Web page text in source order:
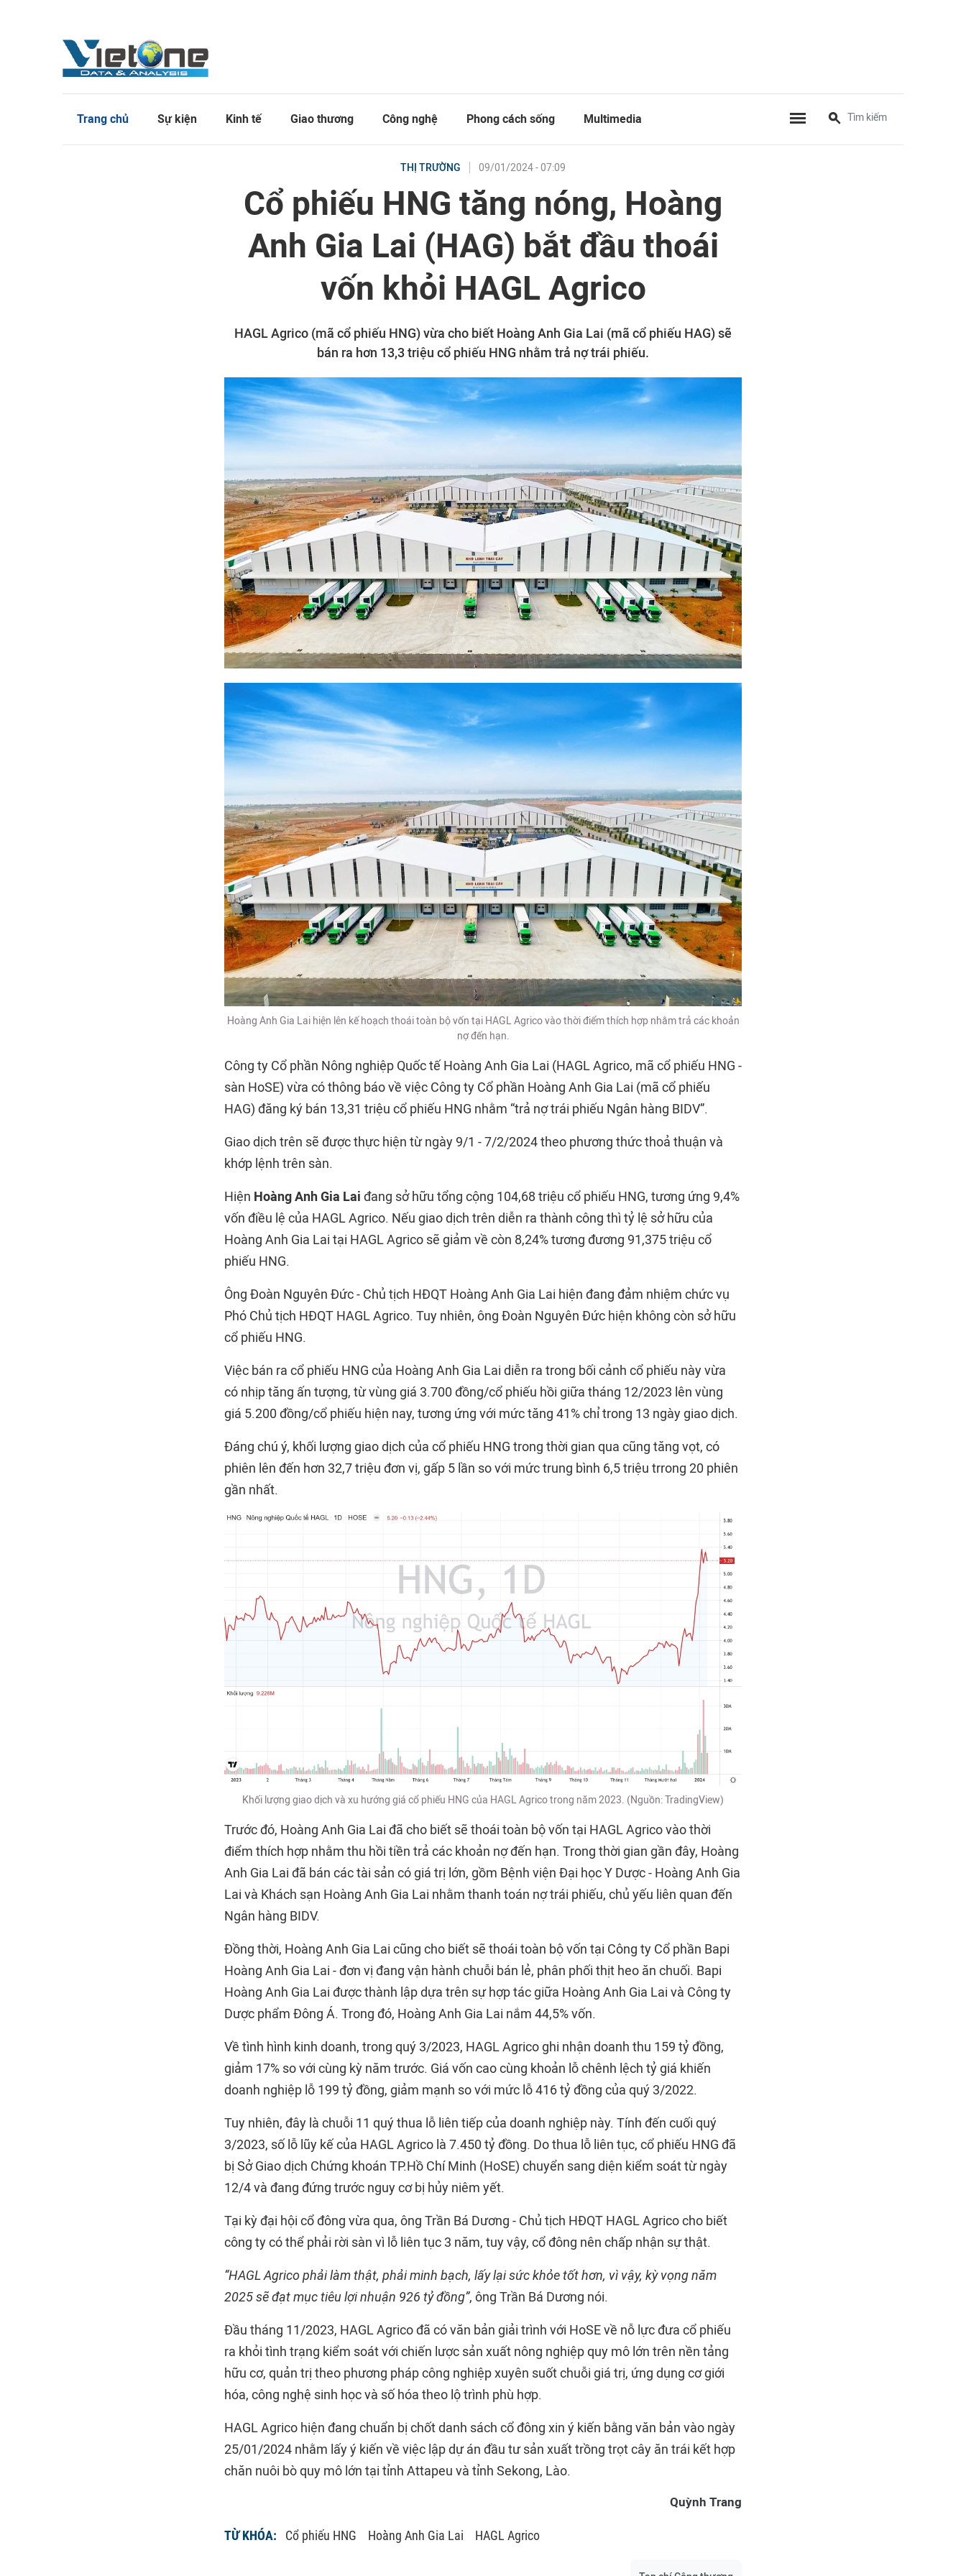
Trang chủ Sự kiện Kinh tế Giao thương Công nghệ Phong cách sống Multimedia
THỊ TRƯỜNG 09/01/2024 - 07:09
Cổ phiếu HNG tăng nóng, Hoàng
Anh Gia Lai (HAG) bắt đầu thoái
vốn khỏi HAGL Agrico
HAGL Agrico (mã cổ phiếu HNG) vừa cho biết Hoàng Anh Gia Lai (mã cổ phiếu HAG) sẽ
bán ra hơn 13,3 triệu cổ phiếu HNG nhằm trả nợ trái phiếu.
Hoàng Anh Gia Lai hiện lên kế hoạch thoái toàn bộ vốn tại HAGL Agrico vào thời điểm thích hợp nhằm trả các khoản
nợ đến hạn.
Công ty Cổ phần Nông nghiệp Quốc tế Hoàng Anh Gia Lai (HAGL Agrico, mã cổ phiếu HNG -
sàn HoSE) vừa có thông báo về việc Công ty Cổ phần Hoàng Anh Gia Lai (mã cổ phiếu
HAG) đăng ký bán 13,31 triệu cổ phiếu HNG nhằm “trả nợ trái phiếu Ngân hàng BIDV”.
Giao dịch trên sẽ được thực hiện từ ngày 9/1 - 7/2/2024 theo phương thức thoả thuận và
khớp lệnh trên sàn.
Hiện Hoàng Anh Gia Lai đang sở hữu tổng cộng 104,68 triệu cổ phiếu HNG, tương ứng 9,4%
vốn điều lệ của HAGL Agrico. Nếu giao dịch trên diễn ra thành công thì tỷ lệ sở hữu của
Hoàng Anh Gia Lai tại HAGL Agrico sẽ giảm về còn 8,24% tương đương 91,375 triệu cổ
phiếu HNG.
Ông Đoàn Nguyên Đức - Chủ tịch HĐQT Hoàng Anh Gia Lai hiện đang đảm nhiệm chức vụ
Phó Chủ tịch HĐQT HAGL Agrico. Tuy nhiên, ông Đoàn Nguyên Đức hiện không còn sở hữu
cổ phiếu HNG.
Việc bán ra cổ phiếu HNG của Hoàng Anh Gia Lai diễn ra trong bối cảnh cổ phiếu này vừa
có nhịp tăng ấn tượng, từ vùng giá 3.700 đồng/cổ phiếu hồi giữa tháng 12/2023 lên vùng
giá 5.200 đồng/cổ phiếu hiện nay, tương ứng với mức tăng 41% chỉ trong 13 ngày giao dịch.
Đáng chú ý, khối lượng giao dịch của cổ phiếu HNG trong thời gian qua cũng tăng vọt, có
phiên lên đến hơn 32,7 triệu đơn vị, gấp 5 lần so với mức trung bình 6,5 triệu trrong 20 phiên
gần nhất.
Khối lượng giao dịch và xu hướng giá cổ phiếu HNG của HAGL Agrico trong năm 2023. (Nguồn: TradingView)
Trước đó, Hoàng Anh Gia Lai đã cho biết sẽ thoái toàn bộ vốn tại HAGL Agrico vào thời
điểm thích hợp nhằm thu hồi tiền trả các khoản nợ đến hạn. Trong thời gian gần đây, Hoàng
Anh Gia Lai đã bán các tài sản có giá trị lớn, gồm Bệnh viện Đại học Y Dược - Hoàng Anh Gia
Lai và Khách sạn Hoàng Anh Gia Lai nhằm thanh toán nợ trái phiếu, chủ yếu liên quan đến
Ngân hàng BIDV.
Đồng thời, Hoàng Anh Gia Lai cũng cho biết sẽ thoái toàn bộ vốn tại Công ty Cổ phần Bapi
Hoàng Anh Gia Lai - đơn vị đang vận hành chuỗi bán lẻ, phân phối thịt heo ăn chuối. Bapi
Hoàng Anh Gia Lai được thành lập dựa trên sự hợp tác giữa Hoàng Anh Gia Lai và Công ty
Dược phẩm Đông Á. Trong đó, Hoàng Anh Gia Lai nắm 44,5% vốn.
Về tình hình kinh doanh, trong quý 3/2023, HAGL Agrico ghi nhận doanh thu 159 tỷ đồng,
giảm 17% so với cùng kỳ năm trước. Giá vốn cao cùng khoản lỗ chênh lệch tỷ giá khiến
doanh nghiệp lỗ 199 tỷ đồng, giảm mạnh so với mức lỗ 416 tỷ đồng của quý 3/2022.
Tuy nhiên, đây là chuỗi 11 quý thua lỗ liên tiếp của doanh nghiệp này. Tính đến cuối quý
3/2023, số lỗ lũy kế của HAGL Agrico là 7.450 tỷ đồng. Do thua lỗ liên tục, cổ phiếu HNG đã
bị Sở Giao dịch Chứng khoán TP.Hồ Chí Minh (HoSE) chuyển sang diện kiểm soát từ ngày
12/4 và đang đứng trước nguy cơ bị hủy niêm yết.
Tại kỳ đại hội cổ đông vừa qua, ông Trần Bá Dương - Chủ tịch HĐQT HAGL Agrico cho biết
công ty có thể phải rời sàn vì lỗ liên tục 3 năm, tuy vậy, cổ đông nên chấp nhận sự thật.
“HAGL Agrico phải làm thật, phải minh bạch, lấy lại sức khỏe tốt hơn, vì vậy, kỳ vọng năm
2025 sẽ đạt mục tiêu lợi nhuận 926 tỷ đồng”, ông Trần Bá Dương nói.
Đầu tháng 11/2023, HAGL Agrico đã có văn bản giải trình với HoSE về nỗ lực đưa cổ phiếu
ra khỏi tình trạng kiểm soát với chiến lược sản xuất nông nghiệp quy mô lớn trên nền tảng
hữu cơ, quản trị theo phương pháp công nghiệp xuyên suốt chuỗi giá trị, ứng dụng cơ giới
hóa, công nghệ sinh học và số hóa theo lộ trình phù hợp.
HAGL Agrico hiện đang chuẩn bị chốt danh sách cổ đông xin ý kiến bằng văn bản vào ngày
25/01/2024 nhằm lấy ý kiến về việc lập dự án đầu tư sản xuất trồng trọt cây ăn trái kết hợp
chăn nuôi bò quy mô lớn tại tỉnh Attapeu và tỉnh Sekong, Lào.
Quỳnh Trang
TỪ KHÓA: Cổ phiếu HNG Hoàng Anh Gia Lai HAGL Agrico